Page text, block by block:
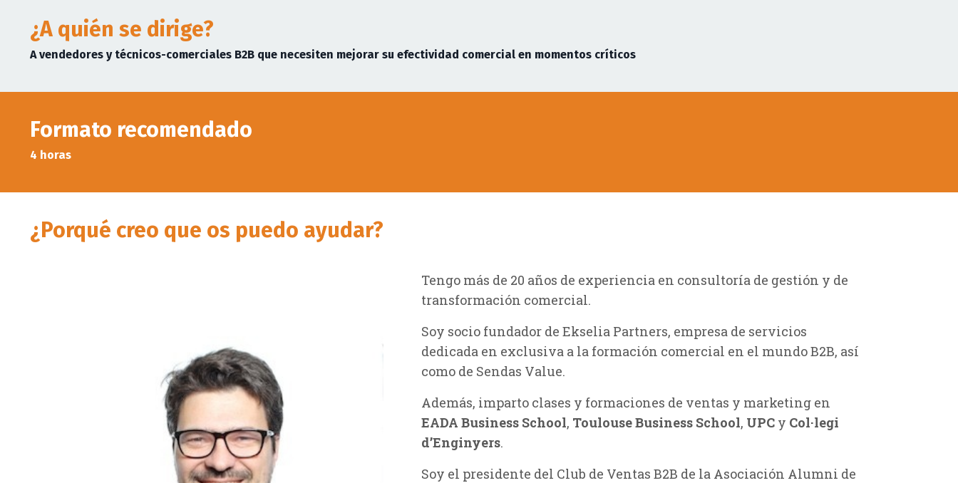
¿A quién se dirige?
A vendedores y técnicos-comerciales B2B que necesiten mejorar su efectividad comercial en momentos críticos
Formato recomendado
4 horas
¿Porqué creo que os puedo ayudar?
Tengo más de 20 años de experiencia en consultoría de gestión y de
transformación comercial.
Soy socio fundador de Ekselia Partners, empresa de servicios
dedicada en exclusiva a la formación comercial en el mundo B2B, así
como de Sendas Value.
Además, imparto clases y formaciones de ventas y marketing en
EADA Business School, Toulouse Business School, UPCy Col·legi
d’Enginyers.
Soy el presidente del Club de Ventas B2B de la Asociación Alumni de